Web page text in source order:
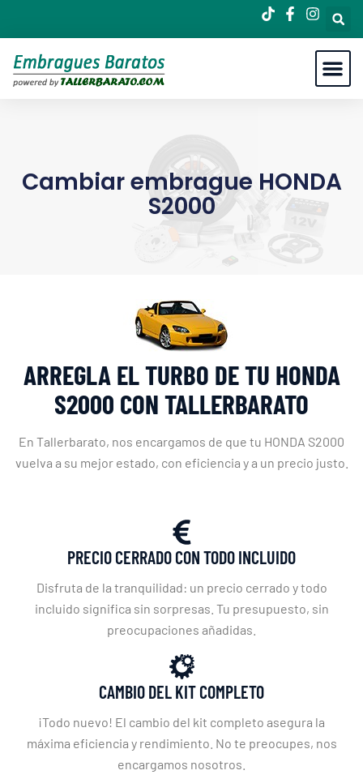
Cambiar embrague HONDA
S2000
ARREGLA EL TURBO DE TU HONDA
S2000 CON TALLERBARATO
En Tallerbarato, nos encargamos de que tu HONDA S2000
vuelva a su mejor estado, con eficiencia y a un precio justo.
PRECIO CERRADO CON TODO INCLUIDO
Disfruta de la tranquilidad: un precio cerrado y todo
incluido significa sin sorpresas. Tu presupuesto, sin
preocupaciones añadidas.
CAMBIO DEL KIT COMPLETO
¡Todo nuevo! El cambio del kit completo asegura la
máxima eficiencia y rendimiento. No te preocupes, nos
encargamos nosotros.